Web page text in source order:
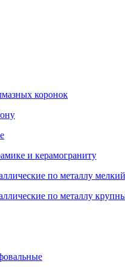
коронок
и керамограниту
по металлу
по металлу